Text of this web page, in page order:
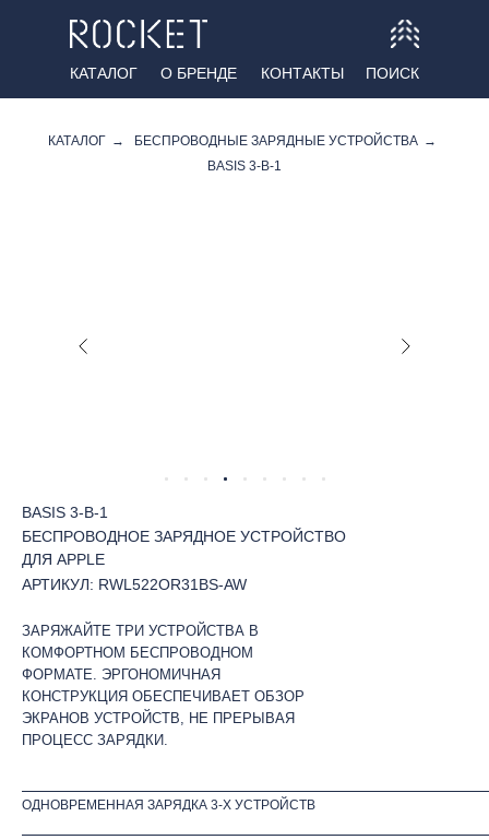
О БРЕНДЕ КОНТАКТЫ ПОИСК
КАТАЛОГ
КАТАЛОГ → БЕСПРОВОДНЫЕ ЗАРЯДНЫЕ УСТРОЙСТВА →
BASIS 3-В-1
BASIS 3-В-1
ОДНОВРЕМЕННАЯ ЗАРЯДКА 3-Х УСТРОЙСТВ
АРТИКУЛ: RWL522OR31BS-AW
БЕСПРОВОДНОЕ ЗАРЯДНОЕ УСТРОЙСТВО
ДЛЯ APPLE
ЗАРЯЖАЙТЕ ТРИ УСТРОЙСТВА В
КОМФОРТНОМ БЕСПРОВОДНОМ
ФОРМАТЕ. ЭРГОНОМИЧНАЯ
КОНСТРУКЦИЯ ОБЕСПЕЧИВАЕТ ОБЗОР
ЭКРАНОВ УСТРОЙСТВ, НЕ ПРЕРЫВАЯ
ПРОЦЕСС ЗАРЯДКИ.